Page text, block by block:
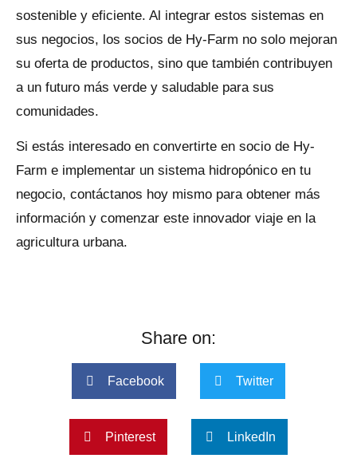
sostenible y eficiente. Al integrar estos sistemas en
sus negocios, los socios de Hy-Farm no solo mejoran
su oferta de productos, sino que también contribuyen
a un futuro más verde y saludable para sus
comunidades.
Si estás interesado en convertirte en socio de Hy-
Farm e implementar un sistema hidropónico en tu
negocio, contáctanos hoy mismo para obtener más
información y comenzar este innovador viaje en la
agricultura urbana.
Share on:
Facebook Twitter
Pinterest LinkedIn